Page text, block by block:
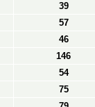
39
57
46
146
54
75